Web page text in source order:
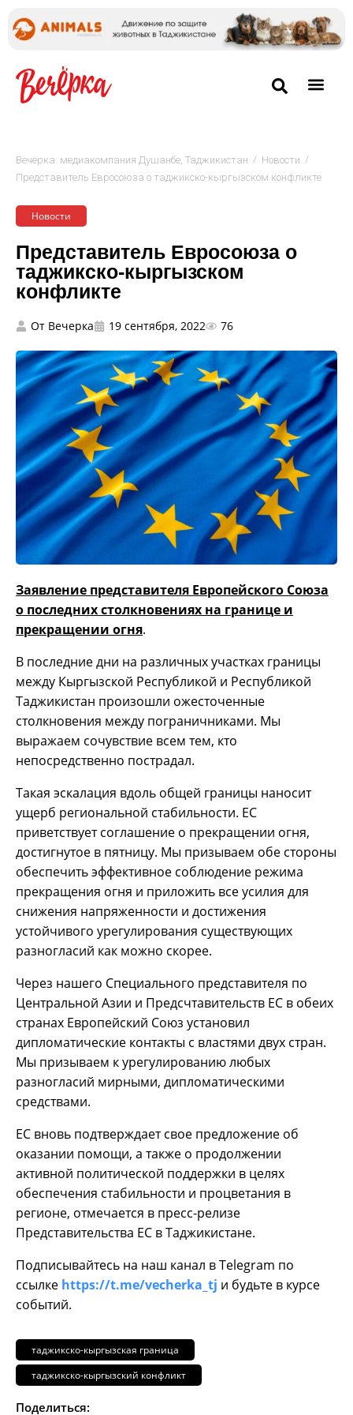
Вечёрка: медиакомпания Душанбе, Таджикистан / Новости /
Представитель Евросоюза о таджикско-кыргызском конфликте
Новости
Представитель Евросоюза о
таджикско-кыргызском
конфликте
От Вечерка 19 сентября, 2022 76
Заявление представителя Европейского Союза
о последних столкновениях на границе и
прекращении огня.
В последние дни на различных участках границы
между Кыргызской Республикой и Республикой
Таджикистан произошли ожесточенные
столкновения между пограничниками. Мы
выражаем сочувствие всем тем, кто
непосредственно пострадал.
Такая эскалация вдоль общей границы наносит
ущерб региональной стабильности. ЕС
приветствует соглашение о прекращении огня,
достигнутое в пятницу. Мы призываем обе стороны
обеспечить эффективное соблюдение режима
прекращения огня и приложить все усилия для
снижения напряженности и достижения
устойчивого урегулирования существующих
разногласий как можно скорее.
Через нашего Специального представителя по
Центральной Азии и Предсчтавительств ЕС в обеих
странах Европейский Союз установил
дипломатические контакты с властями двух стран.
Мы призываем к урегулированию любых
разногласий мирными, дипломатическими
средствами.
ЕС вновь подтверждает свое предложение об
оказании помощи, а также о продолжении
активной политической поддержки в целях
обеспечения стабильности и процветания в
регионе, отмечается в пресс-релизе
Представительства ЕС в Таджикистане.
Подписывайтесь на наш канал в Telegram по
ссылке https://t.me/vecherka_tj и будьте в курсе
событий.
таджикско-кыргызская граница
таджикско-кыргызский конфликт
Поделиться: